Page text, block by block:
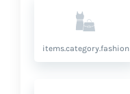
items.category.fashion